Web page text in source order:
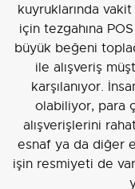
kuyruklarında
için tezgahına
büyük beğeni
ile alışveriş
karşılanıyor.
olabiliyor, para
alışverişlerini
esnaf ya da diğer
işin resmiyeti de